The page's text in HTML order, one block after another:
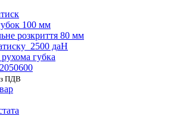
100 мм
розкриття 80 мм
2500 даН
губка
ПДВ